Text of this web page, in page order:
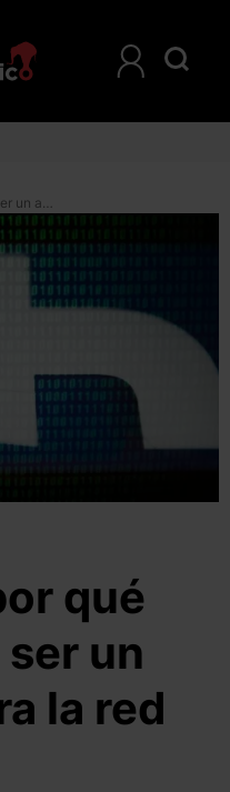
Facebook: por qué 2019 puede ser un año fatal para la red social
qué
un
la red